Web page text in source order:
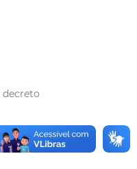
decreto